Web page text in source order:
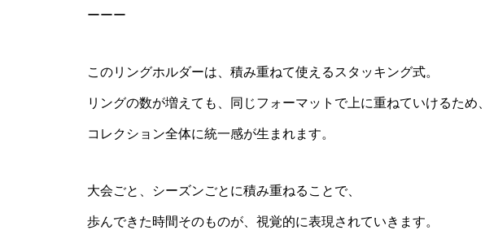
ーーー
このリングホルダーは、積み重ねて使えるスタッキング式。
リングの数が増えても、同じフォーマットで上に重ねていけるため、
コレクション全体に統一感が生まれます。
大会ごと、シーズンごとに積み重ねることで、
歩んできた時間そのものが、視覚的に表現されていきます。